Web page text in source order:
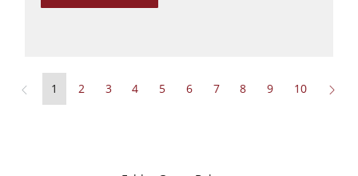
1 2 3 4 5 6 7 8 9 10